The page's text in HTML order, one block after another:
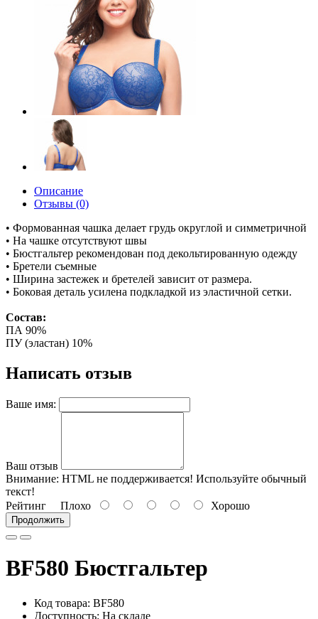
Описание
Отзывы (0)
• Формованная чашка делает грудь округлой и симметричной
• На чашке отсутствуют швы
• Бюстгальтер рекомендован под декольтированную одежду
• Бретели съемные
• Ширина застежек и бретелей зависит от размера.
• Боковая деталь усилена подкладкой из эластичной сетки.
Состав:
ПА 90%
ПУ (эластан) 10%
Написать отзыв
Ваше имя:
Ваш отзыв
Внимание: HTML не поддерживается! Используйте обычный
текст!
Рейтинг Плохо Хорошо
Продолжить
BF580 Бюстгальтер
Код товара: BF580
Доступность: На складе